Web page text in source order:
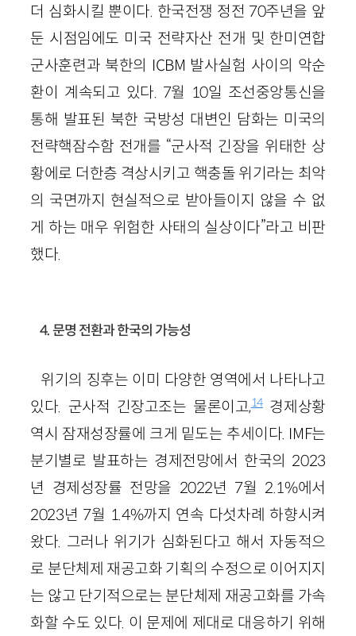
더 심화시킬 뿐이다. 한국전쟁 정전 70주년을 앞
둔 시점임에도 미국 전략자산 전개 및 한미연합
군사훈련과 북한의 ICBM 발사실험 사이의 악순
환이 계속되고 있다. 7월 10일 조선중앙통신을
통해 발표된 북한 국방성 대변인 담화는 미국의
전략핵잠수함 전개를 “군사적 긴장을 위태한 상
황에로 더한층 격상시키고 핵충돌 위기라는 최악
의 국면까지 현실적으로 받아들이지 않을 수 없
게 하는 매우 위험한 사태의 실상이다”라고 비판
했다.
4. 문명 전환과 한국의 가능성
위기의 징후는 이미 다양한 영역에서 나타나고
있다. 군사적 긴장고조는 물론이고,14경제상황
역시 잠재성장률에 크게 밑도는 추세이다. IMF는
분기별로 발표하는 경제전망에서 한국의 2023
년 경제성장률 전망을 2022년 7월 2.1%에서
2023년 7월 1.4%까지 연속 다섯차례 하향시켜
왔다. 그러나 위기가 심화된다고 해서 자동적으
로 분단체제 재공고화 기획의 수정으로 이어지지
는 않고 단기적으로는 분단체제 재공고화를 가속
화할 수도 있다. 이 문제에 제대로 대응하기 위해